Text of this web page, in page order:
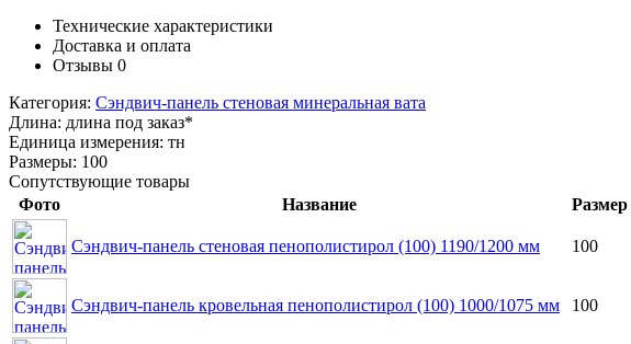
Технические характеристики
Доставка и оплата
Отзывы 0
Категория: Сэндвич-панель стеновая минеральная вата
Длина: длина под заказ*
Единица измерения: тн
Размеры: 100
Сопутствующие товары
Фото
Название Размер
Сэндвич-панель стеновая пенополистирол (100) 1190/1200 мм 100
Сэндвич-панель кровельная пенополистирол (100) 1000/1075 мм 100